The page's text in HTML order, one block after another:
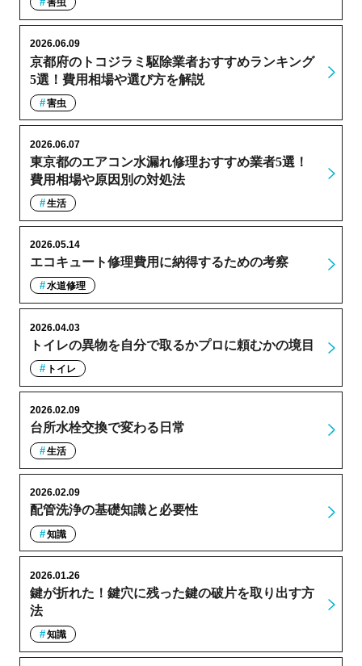
害虫
京都府のトコジラミ駆除業者おすすめランキング
5選！費用相場や選び方を解説
2026.06.09
害虫
東京都のエアコン水漏れ修理おすすめ業者5選！
費用相場や原因別の対処法
2026.06.07
生活
エコキュート修理費用に納得するための考察
2026.05.14
水道修理
トイレの異物を自分で取るかプロに頼むかの境目
2026.04.03
トイレ
台所水栓交換で変わる日常
2026.02.09
生活
配管洗浄の基礎知識と必要性
2026.02.09
知識
鍵が折れた！鍵穴に残った鍵の破片を取り出す方
法
2026.01.26
知識